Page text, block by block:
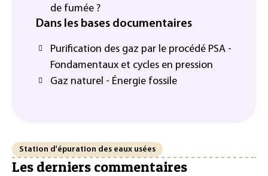
de fumée ?
Dans les bases documentaires
Purification des gaz par le procédé PSA -
Fondamentaux et cycles en pression
Gaz naturel - Énergie fossile
Station d'épuration des eaux usées
Les derniers commentaires